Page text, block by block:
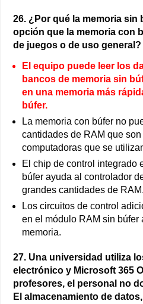
26. ¿Por qué la memoria sin
opción que la memoria con
de juegos o de uso general?
El equipo puede leer los
bancos de memoria sin
en una memoria más
búfer.
La memoria con búfer no
cantidades de RAM que
computadoras que se
El chip de control integrado
búfer ayuda al controlador
grandes cantidades de RAM.
Los circuitos de control
en el módulo RAM sin búfer
memoria.
27. Una universidad utiliza
electrónico y Microsoft 365
profesores, el personal no
El almacenamiento de